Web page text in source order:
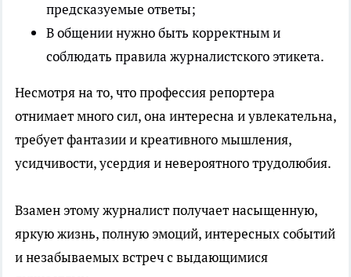
предсказуемые ответы;
В общении нужно быть корректным и
соблюдать правила журналистского этикета.
Несмотря на то, что профессия репортера
отнимает много сил, она интересна и увлекательна,
требует фантазии и креативного мышления,
усидчивости, усердия и невероятного трудолюбия.
Взамен этому журналист получает насыщенную,
яркую жизнь, полную эмоций, интересных событий
и незабываемых встреч с выдающимися